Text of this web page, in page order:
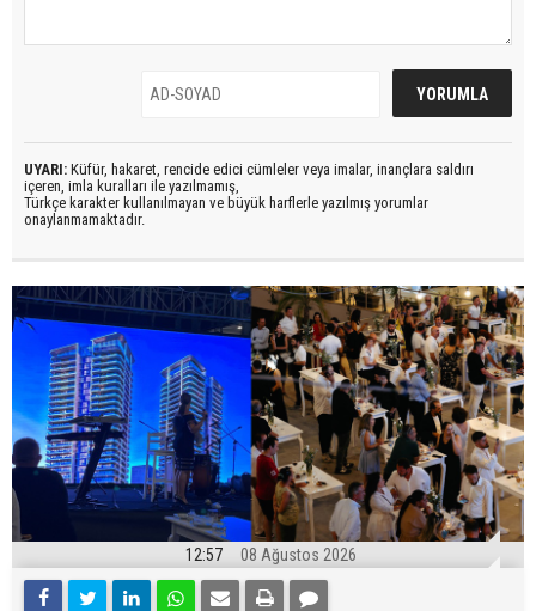
UYARI: Küfür, hakaret, rencide edici cümleler veya imalar, inançlara saldırı
içeren, imla kuralları ile yazılmamış,
Türkçe karakter kullanılmayan ve büyük harflerle yazılmış yorumlar
onaylanmamaktadır.
12:57 08 Ağustos 2026